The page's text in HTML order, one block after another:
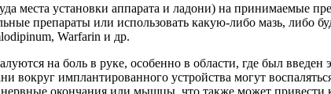
места установки аппарата и ладони) на принимаемые
препараты или использовать какую-либо мазь, либо
Warfarin и др.
на боль в руке, особенно в области, где был введен
вокруг имплантированного устройства могут
нервные окончания или мышцы, что также может